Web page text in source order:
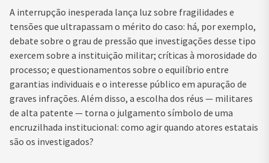
A interrupção inesperada lança luz sobre fragilidades e
tensões que ultrapassam o mérito do caso: há, por exemplo,
debate sobre o grau de pressão que investigações desse tipo
exercem sobre a instituição militar; críticas à morosidade do
processo; e questionamentos sobre o equilíbrio entre
garantias individuais e o interesse público em apuração de
graves infrações. Além disso, a escolha dos réus — militares
de alta patente — torna o julgamento símbolo de uma
encruzilhada institucional: como agir quando atores estatais
são os investigados?